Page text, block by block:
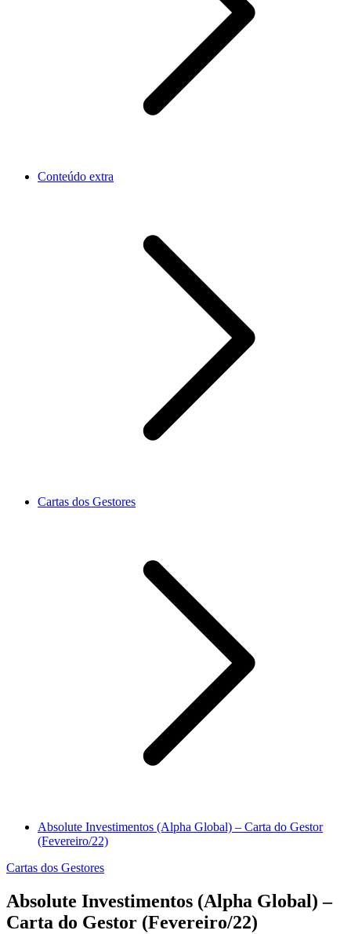
Conteúdo extra
Cartas dos Gestores
Absolute Investimentos (Alpha Global) – Carta do Gestor
(Fevereiro/22)
Cartas dos Gestores
Absolute Investimentos (Alpha Global) –
Carta do Gestor (Fevereiro/22)